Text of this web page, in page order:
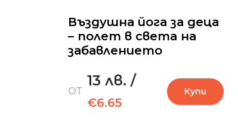
Въздушна йога за деца
– полет в света на
забавлението
ОТ
13 лв. /
€6.65
Купи